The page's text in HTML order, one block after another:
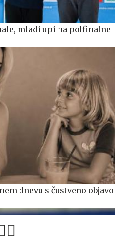
mladi upi na polfinalne
dnevu s čustveno objavo